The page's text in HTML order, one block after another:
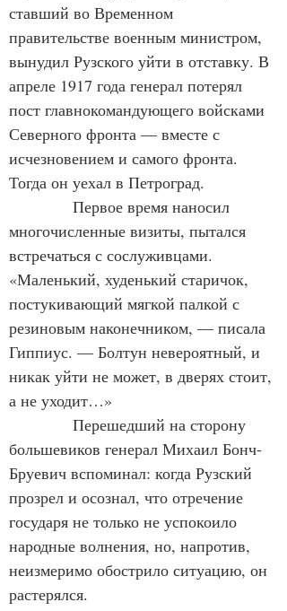
ставший во Временном
правительстве военным министром,
вынудил Рузского уйти в отставку. В
апреле 1917 года генерал потерял
пост главнокомандующего войсками
Северного фронта — вместе с
исчезновением и самого фронта.
Тогда он уехал в Петроград.
Первое время наносил
многочисленные визиты, пытался
встречаться с сослуживцами.
«Маленький, худенький старичок,
постукивающий мягкой палкой с
резиновым наконечником, — писала
Гиппиус. — Болтун невероятный, и
никак уйти не может, в дверях стоит,
а не уходит…»
Перешедший на сторону
большевиков генерал Михаил Бонч-
Бруевич вспоминал: когда Рузский
прозрел и осознал, что отречение
государя не только не успокоило
народные волнения, но, напротив,
неизмеримо обострило ситуацию, он
растерялся.